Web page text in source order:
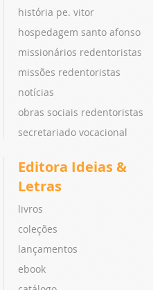
história pe. vitor
hospedagem santo afonso
missionários redentoristas
missões redentoristas
notícias
obras sociais redentoristas
secretariado vocacional
Editora Ideias &
Letras
livros
coleções
lançamentos
ebook